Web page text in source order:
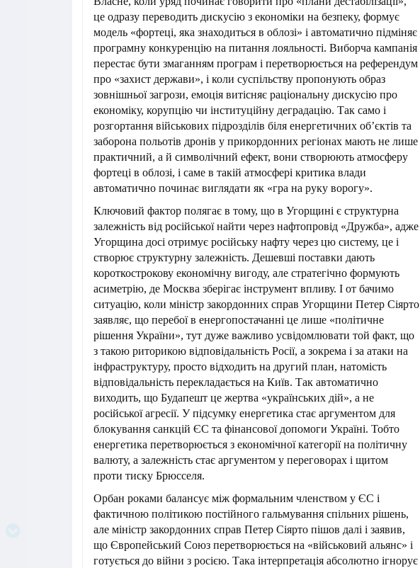
це одразу переводить дискусію з економіки на безпеку, формує
модель «фортеці, яка знаходиться в облозі» і автоматично підміняє
програмну конкуренцію на питання лояльності. Виборча кампанія
перестає бути змаганням програм і перетворюється на референдум
про «захист держави», і коли суспільству пропонують образ
зовнішньої загрози, емоція витісняє раціональну дискусію про
економіку, корупцію чи інституційну деградацію. Так само і
розгортання військових підрозділів біля енергетичних об’єктів та
заборона польотів дронів у прикордонних регіонах мають не лише
практичний, а й символічний ефект, вони створюють атмосферу
фортеці в облозі, і саме в такій атмосфері критика влади
автоматично починає виглядати як «гра на руку ворогу».
Ключовий фактор полягає в тому, що в Угорщині є структурна
залежність від російської найти через нафтопровід «Дружба», адже
Угорщина досі отримує російську нафту через цю систему, це і
створює структурну залежність. Дешевші поставки дають
короткострокову економічну вигоду, але стратегічно формують
асиметрію, де Москва зберігає інструмент впливу. І от бачимо
ситуацію, коли міністр закордонних справ Угорщини Петер Сіярто
заявляє, що перебої в енергопостачанні це лише «політичне
рішення України», тут дуже важливо усвідомлювати той факт, що
з такою риторикою відповідальність Росії, а зокрема і за атаки на
інфраструктуру, просто відходить на другий план, натомість
відповідальність перекладається на Київ. Так автоматично
виходить, що Будапешт це жертва «українських дій», а не
російської агресії. У підсумку енергетика стає аргументом для
блокування санкцій ЄС та фінансової допомоги Україні. Тобто
енергетика перетворюється з економічної категорії на політичну
валюту, а залежність стає аргументом у переговорах і щитом
проти тиску Брюсселя.
Орбан роками балансує між формальним членством у ЄС і
фактичною політикою постійного гальмування спільних рішень,
але міністр закордонних справ Петер Сіярто пішов далі і заявив,
що Європейський Союз перетворюється на «військовий альянс» і
готується до війни з росією. Така інтерпретація абсолютно ігнорує